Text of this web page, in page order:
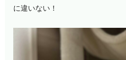
に違いない！